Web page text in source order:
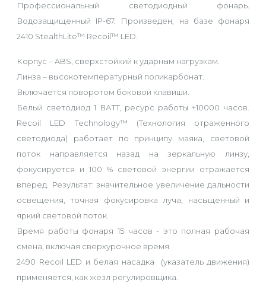
Профессиональный светодиодный фонарь.
Водозащищенный IP-67. Произведен, на базе фонаря
2410 StealthLite™ Recoil™ LED.
Корпус – ABS, сверхстойкий к ударным нагрузкам.
Линза – высокотемпературный поликарбонат.
Включается поворотом боковой клавиши.
Белый светодиод 1 ВАТТ, ресурс работы +10000 часов.
Recoil LED Technology™ (Технология отраженного
светодиода) работает по принципу маяка, световой
поток направляется назад на зеркальную линзу,
фокусируется и 100 % световой энергии отражается
вперед. Результат: значительное увеличение дальности
освещения, точная фокусировка луча, насыщенный и
яркий световой поток.
Время работы фонаря 15 часов - это полная рабочая
смена, включая сверхурочное время.
2490 Recoil LED и белая насадка (указатель движения)
применяется, как жезл регулировщика.